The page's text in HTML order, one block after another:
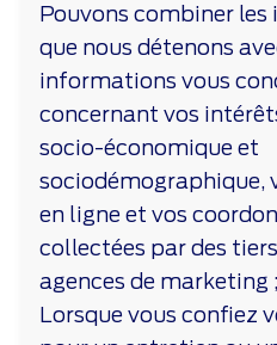
Pouvons combiner
que nous détenons
informations vous
concernant vos
socio-économique et
sociodémographique,
en ligne et vos
collectées par des
agences de marketing ;
Lorsque vous confiez